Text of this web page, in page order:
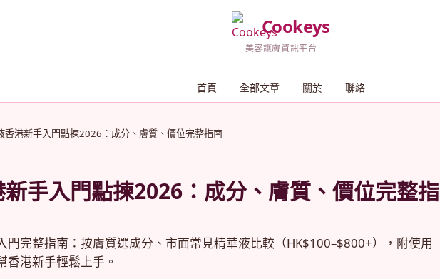
Cookeys
美容護膚資訊平台
首頁 全部文章 關於 聯絡
香港新手入門點揀2026：成分、膚質、價位完整指南
手入門點揀2026：成分、膚質、價位完整指
門完整指南：按膚質選成分、市面常見精華液比較（HK$100–$800+），附使用
香港新手輕鬆上手。